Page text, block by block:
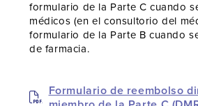
formulario de la Parte C cuando
médicos (en el consultorio del
formulario de la Parte B cuando
de farmacia.
Formulario de reembolso